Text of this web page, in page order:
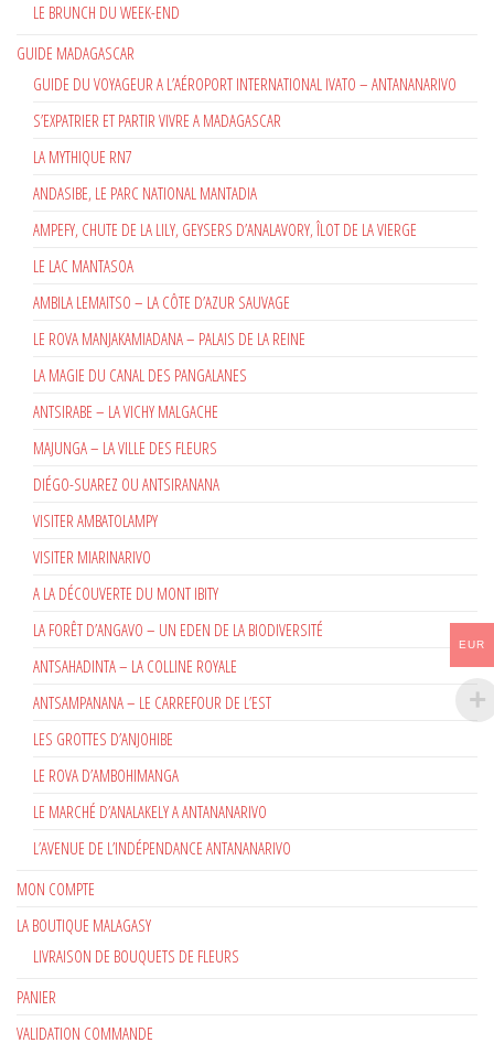
LE BRUNCH DU WEEK-END
GUIDE MADAGASCAR
GUIDE DU VOYAGEUR A L’AÉROPORT INTERNATIONAL IVATO – ANTANANARIVO
S’EXPATRIER ET PARTIR VIVRE A MADAGASCAR
LA MYTHIQUE RN7
ANDASIBE, LE PARC NATIONAL MANTADIA
AMPEFY, CHUTE DE LA LILY, GEYSERS D’ANALAVORY, ÎLOT DE LA VIERGE
LE LAC MANTASOA
AMBILA LEMAITSO – LA CÔTE D’AZUR SAUVAGE
LE ROVA MANJAKAMIADANA – PALAIS DE LA REINE
LA MAGIE DU CANAL DES PANGALANES
ANTSIRABE – LA VICHY MALGACHE
MAJUNGA – LA VILLE DES FLEURS
DIÉGO-SUAREZ OU ANTSIRANANA
VISITER AMBATOLAMPY
VISITER MIARINARIVO
A LA DÉCOUVERTE DU MONT IBITY
LA FORÊT D’ANGAVO – UN EDEN DE LA BIODIVERSITÉ
ANTSAHADINTA – LA COLLINE ROYALE
ANTSAMPANANA – LE CARREFOUR DE L’EST
LES GROTTES D’ANJOHIBE
LE ROVA D’AMBOHIMANGA
LE MARCHÉ D’ANALAKELY A ANTANANARIVO
L’AVENUE DE L’INDÉPENDANCE ANTANANARIVO
MON COMPTE
LA BOUTIQUE MALAGASY
LIVRAISON DE BOUQUETS DE FLEURS
PANIER
VALIDATION COMMANDE
EUR